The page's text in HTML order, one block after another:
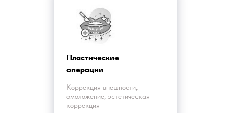
Коррекция внешности,
омоложение, эстетическая
коррекция
Пластические
операции